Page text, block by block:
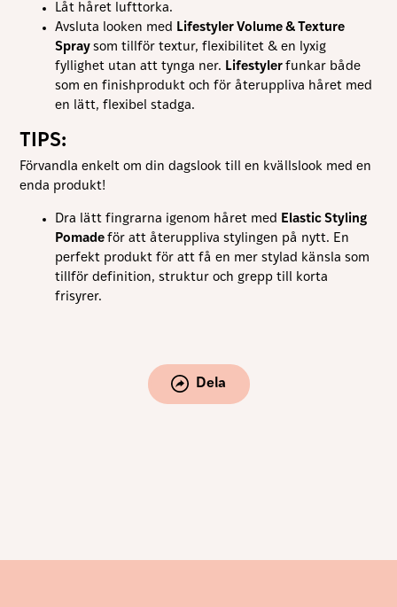
Låt håret lufttorka.
Avsluta looken med Lifestyler Volume & Texture
Spraysom tillför textur, flexibilitet & en lyxig
fyllighet utan att tynga ner. Lifestylerfunkar både
som en finishprodukt och för återuppliva håret med
en lätt, flexibel stadga.
TIPS:
Förvandla enkelt om din dagslook till en kvällslook med en
enda produkt!
Dra lätt fingrarna igenom håret med Elastic Styling
Pomadeför att återuppliva stylingen på nytt. En
perfekt produkt för att få en mer stylad känsla som
tillför definition, struktur och grepp till korta
frisyrer.
Dela
Statistik
För att vi ska
kunna
förbättra
hemsidans
funktionalitet
används.
Upplevelse
För att vår
hemsida ska
prestera så
bra som
funktionalitet
att försvinna
från
chansen att få se